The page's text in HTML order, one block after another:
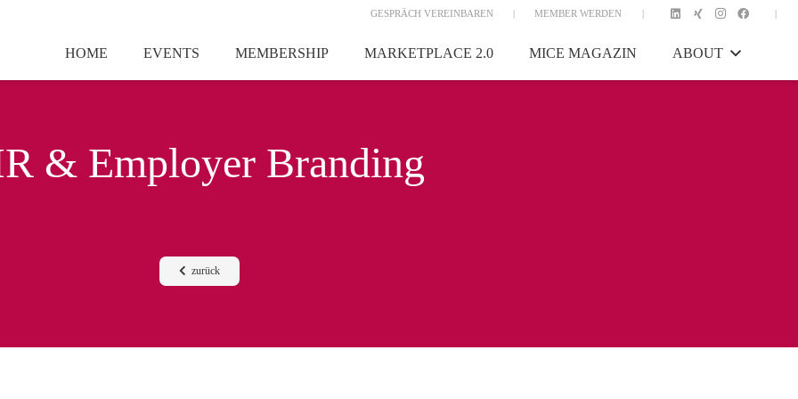
GESPRÄCH VEREINBAREN | MEMBER WERDEN | |
HOME EVENTS MEMBERSHIP MARKETPLACE 2.0 MICE MAGAZIN ABOUT
& Employer Branding
zurück